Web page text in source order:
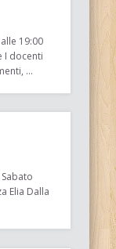
19:00
I docenti
…
Elia Dalla